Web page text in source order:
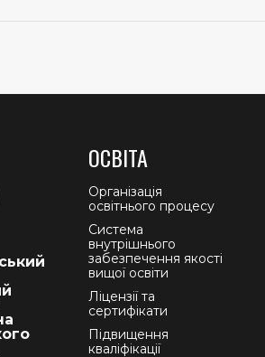
ОСВІТА
Організація
освітнього процесу
Система
внутрішнього
забезпечення якості
вищої освіти
Ліцензії та
сертифікати
Підвищення
кваліфікації